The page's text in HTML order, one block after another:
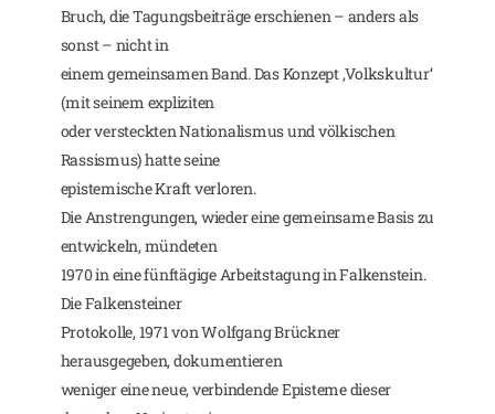
Bruch, die Tagungsbeiträge erschienen – anders als
sonst – nicht in
einem gemeinsamen Band. Das Konzept ‚Volkskultur‘
(mit seinem expliziten
oder versteckten Nationalismus und völkischen
Rassismus) hatte seine
epistemische Kraft verloren.
Die Anstrengungen, wieder eine gemeinsame Basis zu
entwickeln, mündeten
1970 in eine fünftägige Arbeitstagung in Falkenstein.
Die Falkensteiner
Protokolle, 1971 von Wolfgang Brückner
herausgegeben, dokumentieren
weniger eine neue, verbindende Episteme dieser